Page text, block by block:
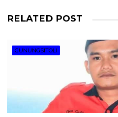
RELATED POST
GUNUNGSITOLI